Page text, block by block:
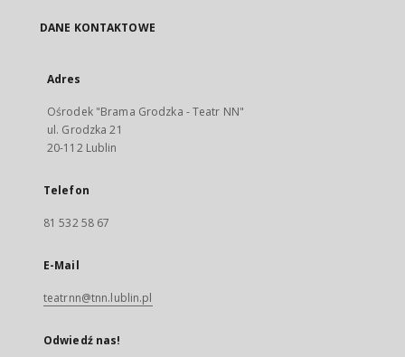
DANE KONTAKTOWE
Adres
Ośrodek "Brama Grodzka - Teatr NN"
ul. Grodzka 21
20-112 Lublin
Telefon
81 532 58 67
E-Mail
teatrnn@tnn.lublin.pl
Odwiedź nas!